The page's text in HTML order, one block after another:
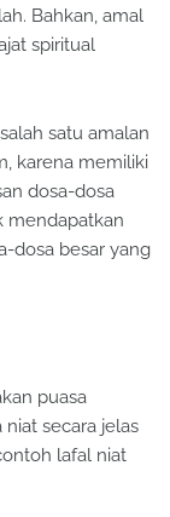
Bahkan, amal
spiritual
satu amalan
karena memiliki
dosa-dosa
mendapatkan
dosa besar yang
puasa
secara jelas
lafal niat